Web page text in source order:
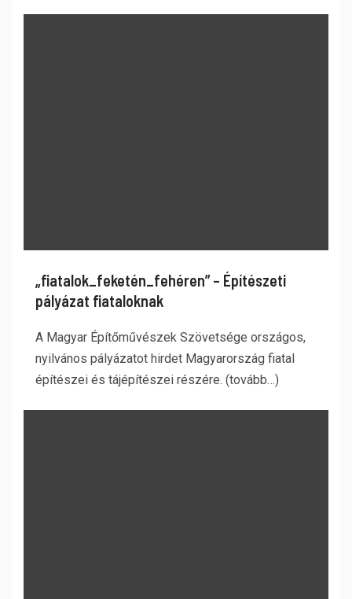
„fiatalok_feketén_fehéren” – Építészeti
pályázat fiataloknak
A Magyar Építőművészek Szövetsége országos,
nyilvános pályázatot hirdet Magyarország fiatal
építészei és tájépítészei részére. (tovább…)